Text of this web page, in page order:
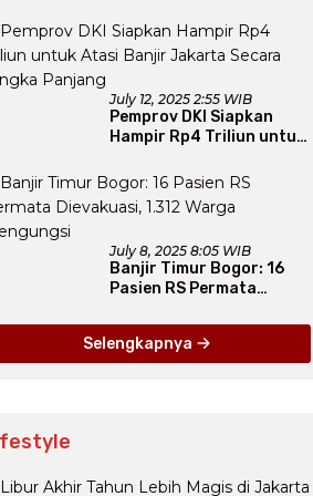
Arab Saudi
July 12, 2025 2:55 WIB
Pemprov DKI Siapkan
Hampir Rp4 Triliun untuk
Secara Jangka Panjang
July 8, 2025 8:05 WIB
Banjir Timur Bogor: 16
Pasien RS Permata
Mengungsi
Selengkapnya